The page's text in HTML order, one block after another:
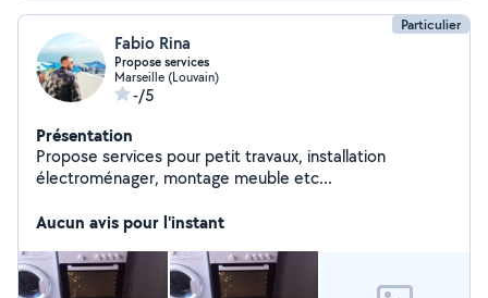
Particulier
Fabio Rina
Propose services
Marseille (Louvain)
-/5
Présentation
Propose services pour petit travaux, installation
électroménager, montage meuble etc...
Aucun avis pour l'instant